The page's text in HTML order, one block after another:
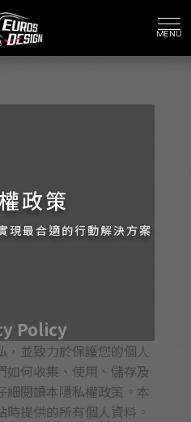
政策
Policy
並致力於保護您的個人
如何收集、使用、儲存及
細閱讀本隱私權政策。本
提供的所有個人資料。